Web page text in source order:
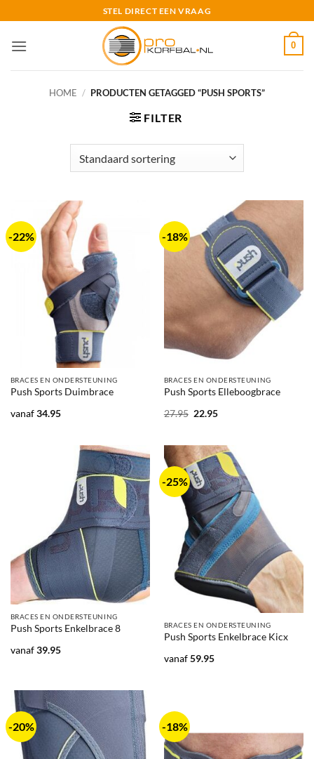
naar
inhoud
STEL DIRECT EEN VRAAG
0
HOME / PRODUCTEN GETAGGED “PUSH SPORTS”
FILTER
-22%
BRACES EN ONDERSTEUNING
Push Sports Duimbrace
vanaf34.95
-18%
BRACES EN ONDERSTEUNING
Push Sports Elleboogbrace
27.95 Oorspronkelijke
22.95Huidige
BRACES EN ONDERSTEUNING
Push Sports Enkelbrace 8
vanaf39.95
-25%
BRACES EN ONDERSTEUNING
Push Sports Enkelbrace Kicx
vanaf59.95
-20% -18%